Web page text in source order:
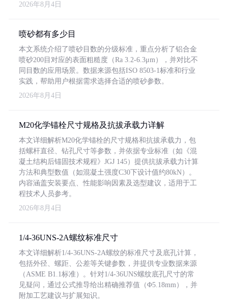
2026年8月4日
喷砂都有多少目
本文系统介绍了喷砂目数的分级标准，重点分析了铝合金
喷砂200目对应的表面粗糙度（Ra 3.2-6.3μm），并对比不
同目数的应用场景。数据来源包括ISO 8503-1标准和行业
实践，帮助用户根据需求选择合适的喷砂参数。
2026年8月4日
M20化学锚栓尺寸规格及抗拔承载力详解
本文详细解析M20化学锚栓的尺寸规格和抗拔承载力，包
括螺杆直径、钻孔尺寸等参数，并依据专业标准（如《混
凝土结构后锚固技术规程》JGJ 145）提供抗拔承载力计算
方法和典型数值（如混凝土强度C30下设计值约80kN）。
内容涵盖安装要点、性能影响因素及选型建议，适用于工
程技术人员参考。
2026年8月4日
1/4-36UNS-2A螺纹标准尺寸
本文详细解析1/4-36UNS-2A螺纹的标准尺寸及底孔计算，
包括外径、螺距、公差等关键参数，并提供专业数据来源
（ASME B1.1标准）。针对1/4-36UNS螺纹底孔尺寸的常
见疑问，通过公式推导给出精确推荐值（Φ5.18mm），并
附加工艺建议与扩展知识。